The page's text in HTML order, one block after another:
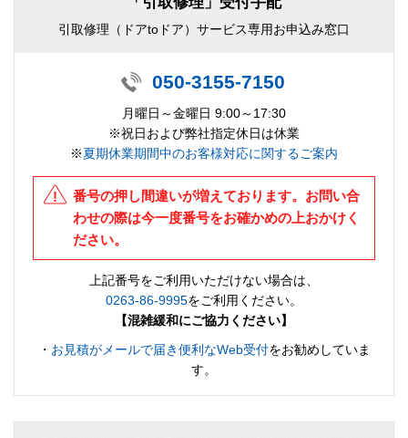
引取修理（ドアtoドア）サービス専用お申込み窓口
050-3155-7150
月曜日～金曜日 9:00～17:30
※祝日および弊社指定休日は休業
※夏期休業期間中のお客様対応に関するご案内
番号の押し間違いが増えております。お問い合
わせの際は今一度番号をお確かめの上おかけく
ださい。
上記番号をご利用いただけない場合は、
0263-86-9995をご利用ください。
【混雑緩和にご協力ください】
・ お見積がメールで届き便利なWeb受付をお勧めしていま
す。